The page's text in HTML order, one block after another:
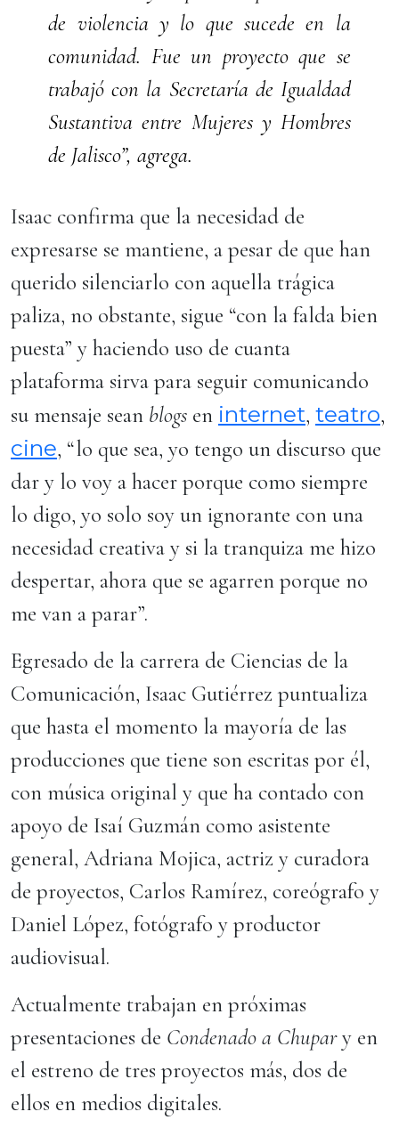
de violencia y lo que sucede en la
comunidad. Fue un proyecto que se
trabajó con la Secretaría de Igualdad
Sustantiva entre Mujeres y Hombres
de Jalisco”, agrega.
Isaac confirma que la necesidad de
expresarse se mantiene, a pesar de que han
querido silenciarlo con aquella trágica
paliza, no obstante, sigue “con la falda bien
puesta” y haciendo uso de cuanta
plataforma sirva para seguir comunicando
su mensaje sean blogs en internet, teatro,
cine, “lo que sea, yo tengo un discurso que
dar y lo voy a hacer porque como siempre
lo digo, yo solo soy un ignorante con una
necesidad creativa y si la tranquiza me hizo
despertar, ahora que se agarren porque no
me van a parar”.
Egresado de la carrera de Ciencias de la
Comunicación, Isaac Gutiérrez puntualiza
que hasta el momento la mayoría de las
producciones que tiene son escritas por él,
con música original y que ha contado con
apoyo de Isaí Guzmán como asistente
general, Adriana Mojica, actriz y curadora
de proyectos, Carlos Ramírez, coreógrafo y
Daniel López, fotógrafo y productor
audiovisual.
Actualmente trabajan en próximas
presentaciones de Condenado a Chupary en
el estreno de tres proyectos más, dos de
ellos en medios digitales.